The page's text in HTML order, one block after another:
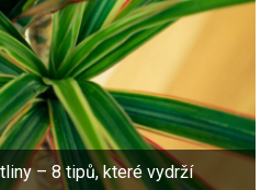
– 8 tipů, které vydrží